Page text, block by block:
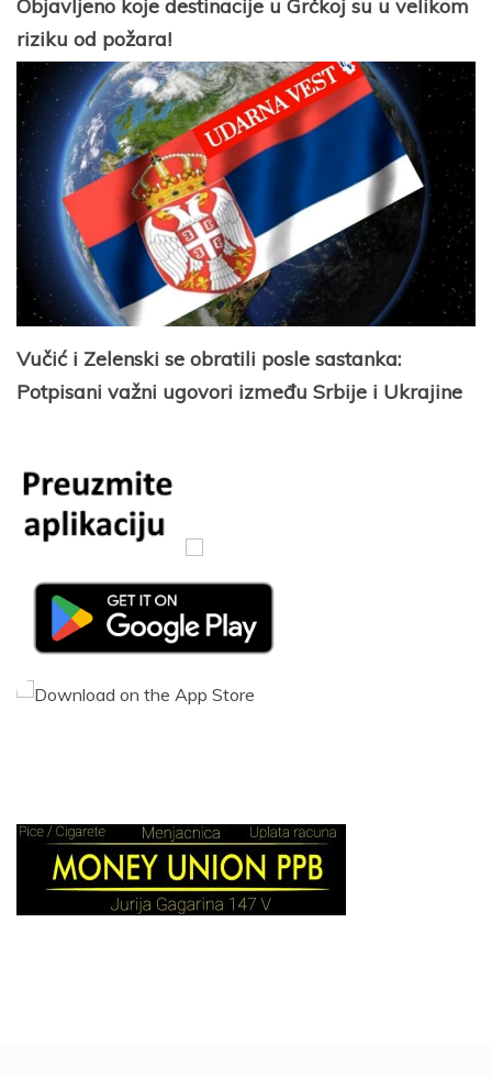
Objavljeno koje destinacije u Grčkoj su u velikom
riziku od požara!
Vučić i Zelenski se obratili posle sastanka:
Potpisani važni ugovori između Srbije i Ukrajine